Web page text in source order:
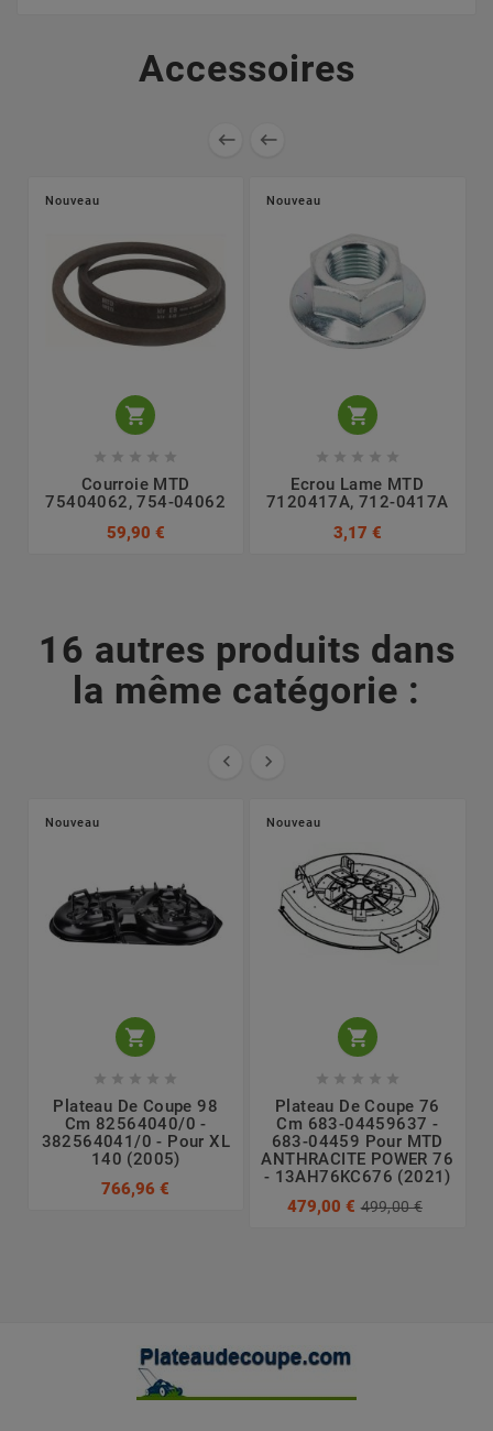
Accessoires
 
Nouveau

    
Courroie MTD
75404062, 754-04062
59,90 €
Nouveau

    
Ecrou Lame MTD
7120417A, 712-0417A
3,17 €
16 autres produits dans
la même catégorie :
 
Nouveau

    
Plateau De Coupe 98
Cm 82564040/0 -
382564041/0 - Pour XL
140 (2005)
766,96 €
Nouveau

    
Plateau De Coupe 76
Cm 683-04459637 -
683-04459 Pour MTD
ANTHRACITE POWER 76
- 13AH76KC676 (2021)
479,00 € 499,00 €